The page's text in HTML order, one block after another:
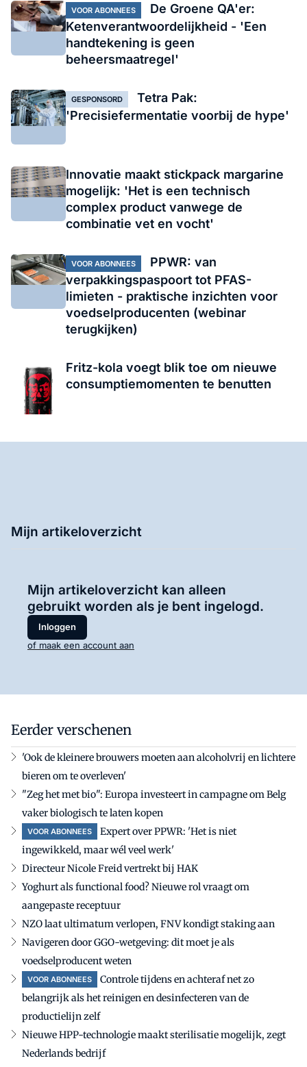
VOOR ABONNEES
De Groene QA'er:
Ketenverantwoordelijkheid - 'Een
handtekening is geen
beheersmaatregel'
GESPONSORD
Tetra Pak:
'Precisiefermentatie voorbij de hype'
Innovatie maakt stickpack margarine
mogelijk: 'Het is een technisch
complex product vanwege de
combinatie vet en vocht'
VOOR ABONNEES
PPWR: van
verpakkingspaspoort tot PFAS-
limieten - praktische inzichten voor
voedselproducenten (webinar
terugkijken)
Fritz-kola voegt blik toe om nieuwe
consumptiemomenten te benutten
Mijn artikeloverzicht
Mijn artikeloverzicht kan alleen
gebruikt worden als je bent ingelogd.
Inloggen
of maak een account aan
Eerder verschenen
'Ook de kleinere brouwers moeten aan alcoholvrij en lichtere
bieren om te overleven'
"Zeg het met bio": Europa investeert in campagne om Belg
vaker biologisch te laten kopen
VOOR ABONNEES
Expert over PPWR: 'Het is niet
ingewikkeld, maar wél veel werk'
Directeur Nicole Freid vertrekt bij HAK
Yoghurt als functional food? Nieuwe rol vraagt om
aangepaste receptuur
NZO laat ultimatum verlopen, FNV kondigt staking aan
Navigeren door GGO-wetgeving: dit moet je als
voedselproducent weten
VOOR ABONNEES
Controle tijdens en achteraf net zo
belangrijk als het reinigen en desinfecteren van de
productielijn zelf
Nieuwe HPP-technologie maakt sterilisatie mogelijk, zegt
Nederlands bedrijf